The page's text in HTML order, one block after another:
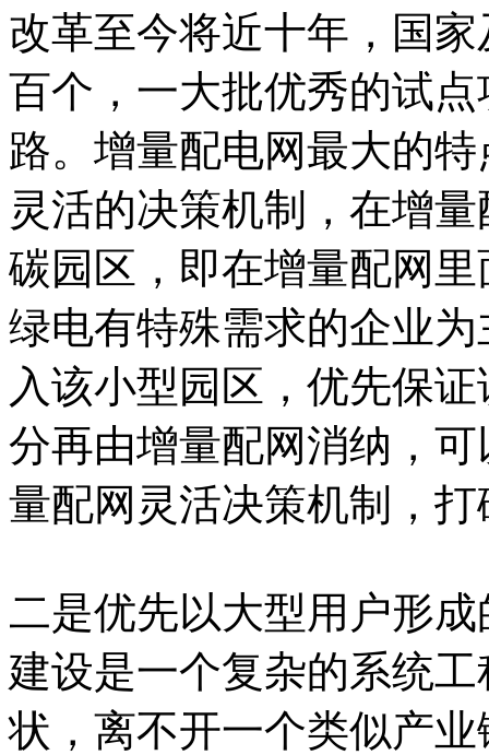
改革至今将近十年，国
百个，一大批优秀的试
路。增量配电网最大的
灵活的决策机制，在增
碳园区，即在增量配网
绿电有特殊需求的企业
入该小型园区，优先保
分再由增量配网消纳，
量配网灵活决策机制，
二是优先以大型用户形
建设是一个复杂的系统
状，离不开一个类似产